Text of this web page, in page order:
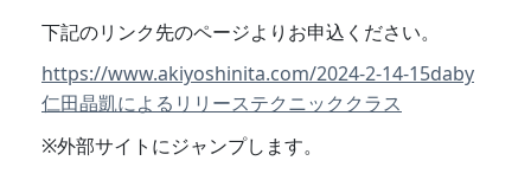
下記のリンク先のページよりお申込ください。
https://www.akiyoshinita.com/2024-2-14-15daby
仁田晶凱によるリリーステクニッククラス
※外部サイトにジャンプします。